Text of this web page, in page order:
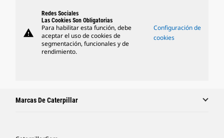
warning
Redes Sociales
Las Cookies Son Obligatorias
Para habilitar esta función, debe
aceptar el uso de cookies de
segmentación, funcionales y de
rendimiento.
Configuración de
cookies
Marcas De Caterpillar